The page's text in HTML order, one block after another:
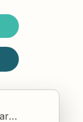
Conférence : Réussir sa carrière en 5 étapes